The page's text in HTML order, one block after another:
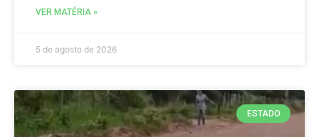
VER MATÉRIA »
5 de agosto de 2026
ESTADO